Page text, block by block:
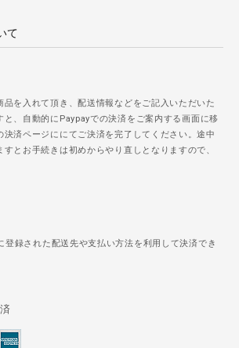
て
品を入れて頂き、配送情報などをご記入いただいた
と、自動的にPaypayでの決済をご案内する画面に移
決済ページににてご決済を完了してください。途中
とお手続きは初めからやり直しとなりますので、
録された配送先や支払い方法を利用して決済でき